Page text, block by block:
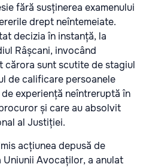
fără susținerea examenului
drept neîntemeiate.
decizia în instanță, la
Râșcani, invocând
sunt scutite de stagiul
de calificare persoanele
experiență neîntreruptă în
și care au absolvit
al Justiției.
acțiunea depusă de
Avocaților, a anulat